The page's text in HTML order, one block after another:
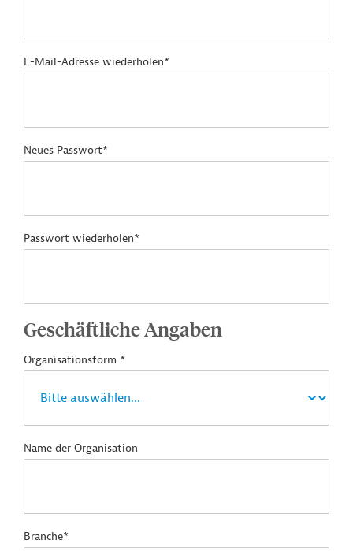
E-Mail-Adresse wiederholen*
Neues Passwort*
Passwort wiederholen*
Geschäftliche Angaben
Organisationsform *
Name der Organisation
Branche*